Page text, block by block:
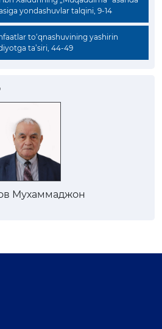
yondashuvlar talqini, 9-14
to‘qnashuvining yashirin
ta’siri, 44-49
Мухаммаджон